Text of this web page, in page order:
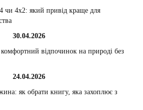
чи 4х2: який привід краще для
30.04.2026
комфортний відпочинок на природі без
24.04.2026
як обрати книгу, яка захоплює з